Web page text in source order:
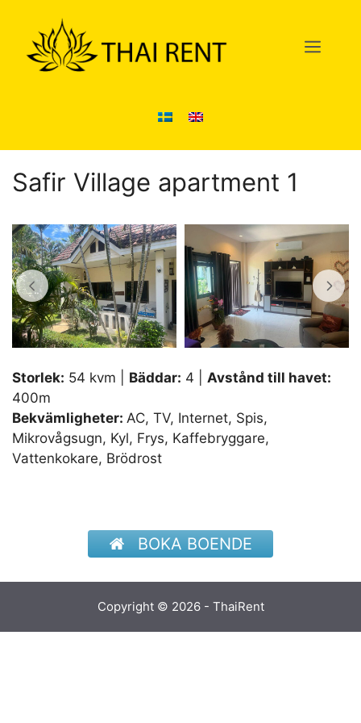
innehåll
Safir Village apartment 1
Storlek: 54 kvm | Bäddar: 4 | Avstånd till havet:
400m
Bekvämligheter: AC, TV, Internet, Spis,
Mikrovågsugn, Kyl, Frys, Kaffebryggare,
Vattenkokare, Brödrost
BOKA BOENDE
Copyright © 2026 - ThaiRent